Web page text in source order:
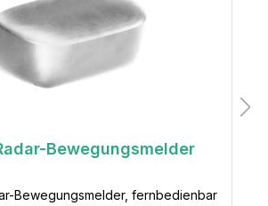
Bewegungsmelder
Bewegungsmelder, fernbedienbar